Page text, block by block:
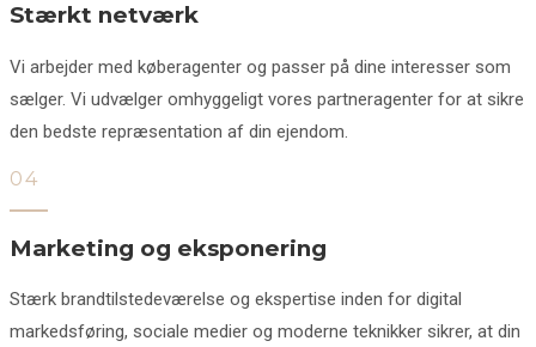
Stærkt netværk
Vi arbejder med køberagenter og passer på dine interesser som
sælger. Vi udvælger omhyggeligt vores partneragenter for at sikre
den bedste repræsentation af din ejendom.
04
Marketing og eksponering
Stærk brandtilstedeværelse og ekspertise inden for digital
markedsføring, sociale medier og moderne teknikker sikrer, at din